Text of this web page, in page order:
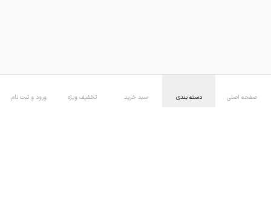
صفحه اصلی دسته بندی سبد خرید تخفیف ویژه ورود و ثبت نام